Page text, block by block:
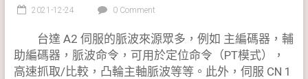
2021-12-24 0 Comment
台達 A2 伺服的脈波來源眾多，例如 主編碼器，輔
助編碼器，脈波命令，可用於定位命令（PT模式），
高速抓取/比較，凸輪主軸脈波等等。此外，伺服 CN 1